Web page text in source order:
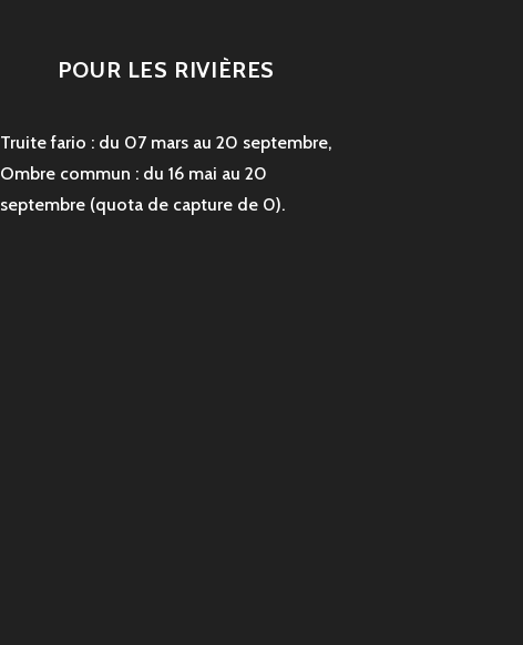
POUR LES RIVIÈRES
Truite fario : du 07 mars au 20 septembre,
Ombre commun : du 16 mai au 20
septembre (quota de capture de 0).